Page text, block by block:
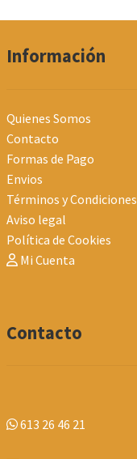
Información
Quienes Somos
Contacto
Formas de Pago
Envios
Términos y Condiciones
Aviso legal
Política de Cookies
Mi Cuenta
Contacto
613 26 46 21